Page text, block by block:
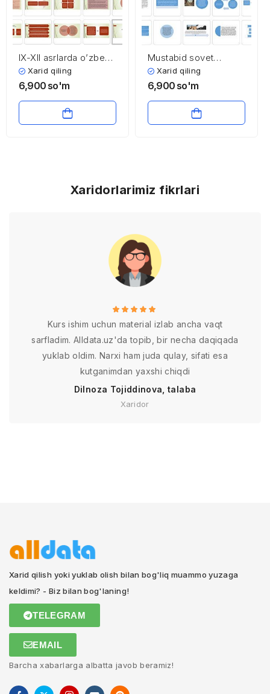
IX-XII asrlarda o’zbek
davlatchiligi
Xarid qiling
6,900 so'm
Mustabid sovet
hukumatining
O’zbekistonda
siyosati va uning
mustamlakachilik
Xarid qiling
6,900 so'm
Xaridorlarimiz fikrlari
Kurs ishim uchun material izlab ancha vaqt
sarfladim. Alldata.uz'da topib, bir necha daqiqada
yuklab oldim. Narxi ham juda qulay, sifati esa
kutganimdan yaxshi chiqdi
Dilnoza Tojiddinova, talaba
Xaridor
Xarid qilish yoki yuklab olish bilan bog'liq muammo yuzaga
keldimi? - Biz bilan bog'laning!
TELEGRAM
EMAIL
Barcha xabarlarga albatta javob beramiz!